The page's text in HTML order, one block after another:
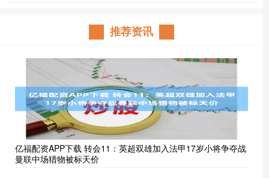
推荐资讯
亿福配资APP下载 转会11：英超双雄加入法甲17岁小将争夺战
曼联中场猎物被标天价